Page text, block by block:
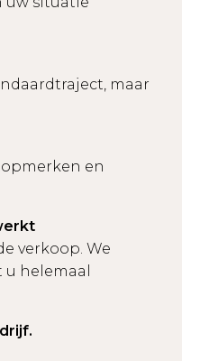
maar
en
verkoop. We
helemaal